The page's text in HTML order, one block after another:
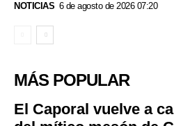
NOTICIAS 6 de agosto de 2026 07:20
MÁS POPULAR
El Caporal vuelve a